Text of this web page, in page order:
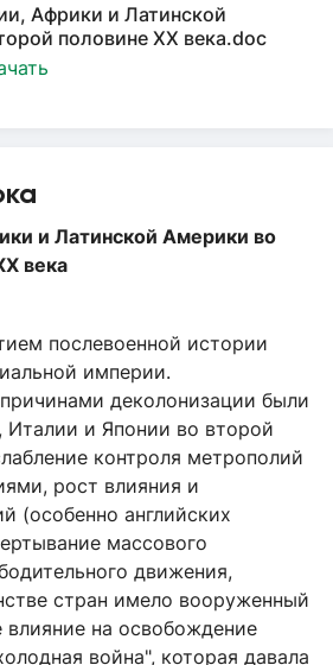
Африки и Латинской
половине XX века.doc
и Латинской Америки во
века
послевоенной истории
империи.
деколонизации были
Италии и Японии во второй
контроля метрополий
рост влияния и
(особенно английских
массового
движения,
стран имело вооруженный
влияние на освобождение
война", которая давала